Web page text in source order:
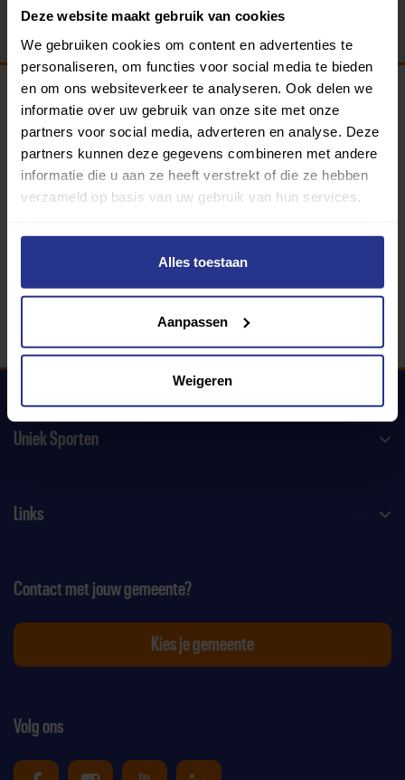
Deze website maakt gebruik van cookies
We gebruiken cookies om content en advertenties te
personaliseren, om functies voor social media te bieden
en om ons websiteverkeer te analyseren. Ook delen we
informatie over uw gebruik van onze site met onze
partners voor social media, adverteren en analyse. Deze
partners kunnen deze gegevens combineren met andere
informatie die u aan ze heeft verstrekt of die ze hebben
verzameld op basis van uw gebruik van hun services.
Alles toestaan
Aanpassen
Weigeren
Programma van:
340 gemeenten
Uniek Sporten
Links
Volg ons
Contact met jouw gemeente?
Kies je gemeente